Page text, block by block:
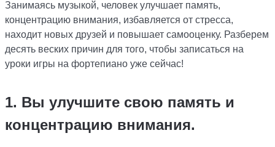
Занимаясь музыкой, человек улучшает память,
концентрацию внимания, избавляется от стресса,
находит новых друзей и повышает самооценку. Разберем
десять веских причин для того, чтобы записаться на
уроки игры на фортепиано уже сейчас!
1. Вы улучшите свою память и
концентрацию внимания.